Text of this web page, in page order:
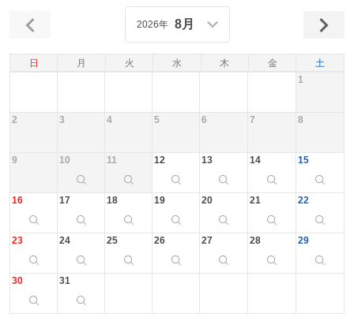
日 月 火 水 木 金 土
2026年 8月
1
2 3 4 5 6 7 8
9 10 11 12 13 14 15
16 17 18 19 20 21 22
23 24 25 26 27 28 29
30 31